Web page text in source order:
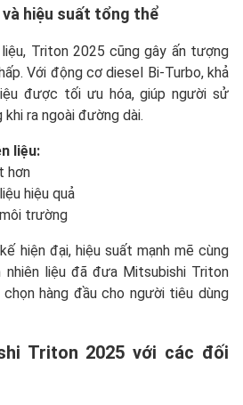
hiệu suất tổng thể
Triton 2025 cũng gây ấn tượng
Với động cơ diesel Bi-Turbo, khả
được tối ưu hóa, giúp người sử
ra ngoài đường dài.
liệu:
hơn
hiệu quả
trường
hiện đại, hiệu suất mạnh mẽ cùng
liệu đã đưa Mitsubishi Triton
hàng đầu cho người tiêu dùng
Triton 2025 với các đối